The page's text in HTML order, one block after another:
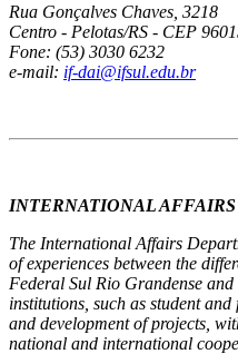
Rua Gonçalves Chaves, 3218
Centro - Pelotas/RS - CEP
Fone: (53) 3030 6232
e-mail: if-dai@ifsul.edu.br
INTERNATIONAL AFFAIRS
The International Affairs
of experiences between the
Federal Sul Rio Grandense
institutions, such as student
and development of projects,
national and international